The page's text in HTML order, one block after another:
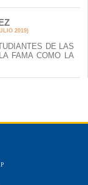
2019)
DE LAS
FAMA COMO LA